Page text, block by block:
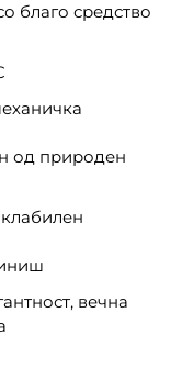
благо средство
од природен
вечна